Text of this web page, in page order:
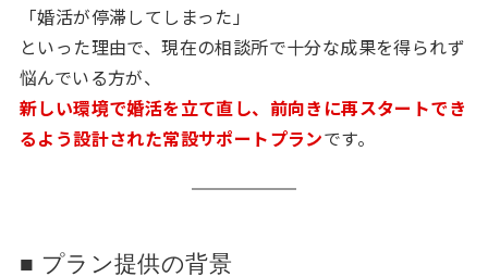
「婚活が停滞してしまった」
といった理由で、現在の相談所で十分な成果を得られず
悩んでいる方が、
新しい環境で婚活を立て直し、前向きに再スタートでき
るよう設計された常設サポートプランです。
■ プラン提供の背景